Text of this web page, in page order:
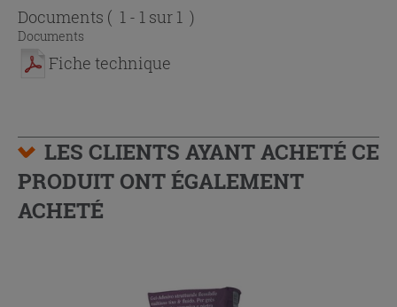
Documents ( 1 - 1 sur 1 )
Documents
Fiche technique
LES CLIENTS AYANT ACHETÉ CE
PRODUIT ONT ÉGALEMENT
ACHETÉ